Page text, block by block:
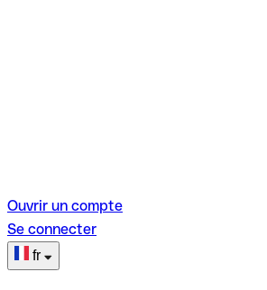
Ouvrir un compte
Se connecter
fr